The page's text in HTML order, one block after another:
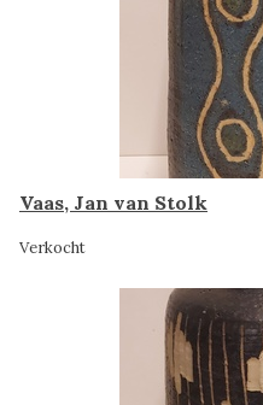
Vaas, Jan van Stolk
Verkocht